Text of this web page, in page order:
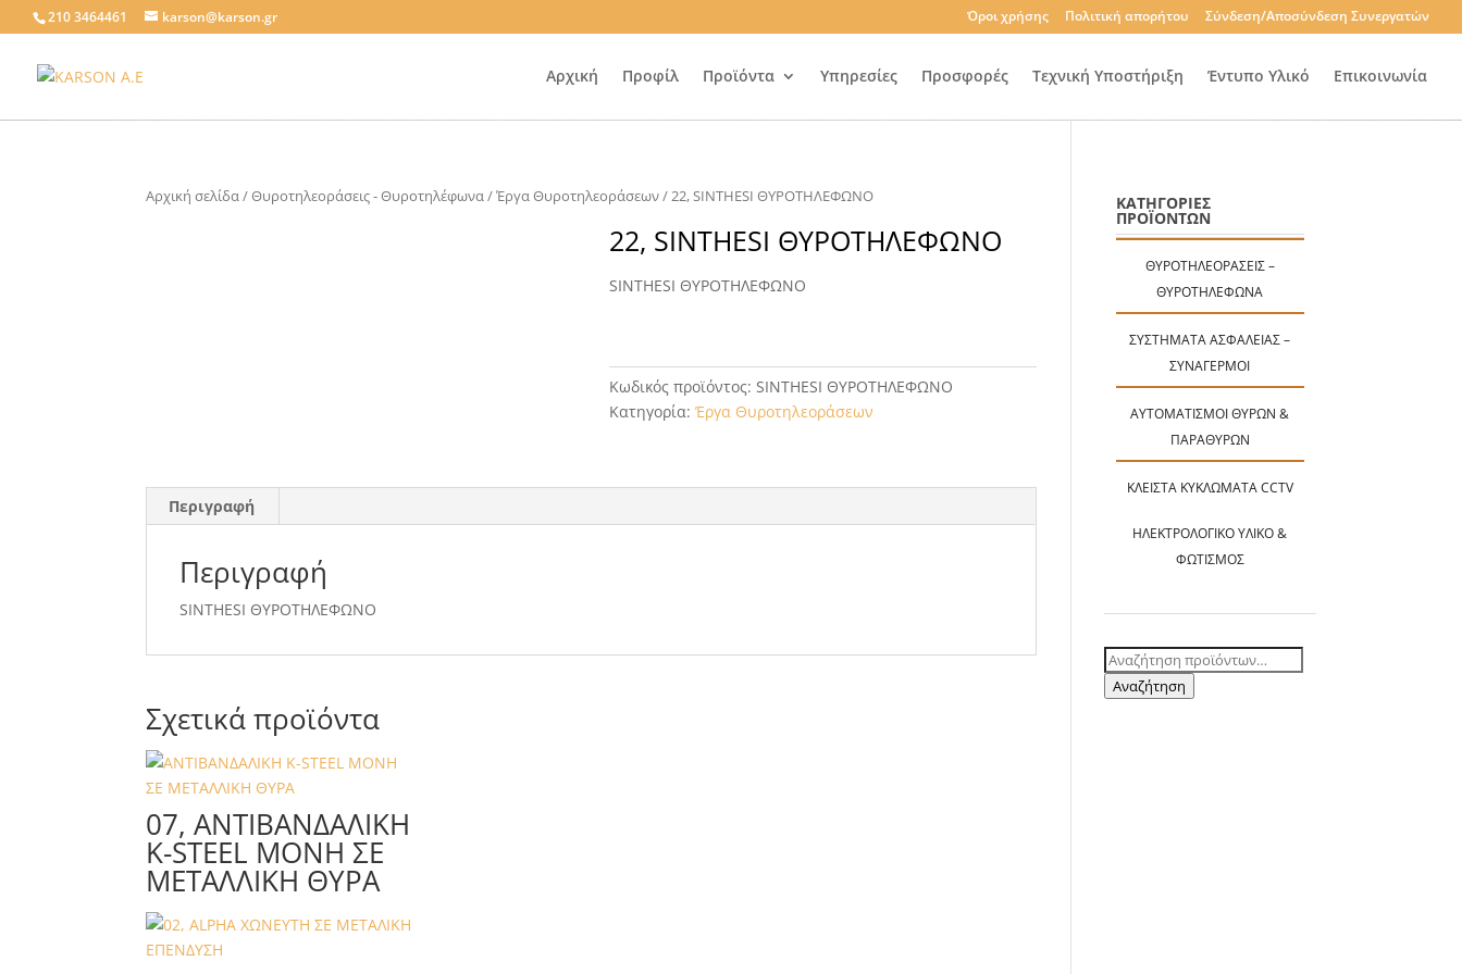
210 3464461 karson@karson.gr Όροι χρήσης Πολιτική απορήτου Σύνδεση/Αποσύνδεση Συνεργατών
Αρχική Προφίλ Προϊόντα Υπηρεσίες Προσφορές Τεχνική Υποστήριξη Έντυπο Υλικό Επικοινωνία
Αρχική σελίδα/Θυροτηλεοράσεις - Θυροτηλέφωνα/Έργα Θυροτηλεοράσεων/ 22, SINTHESI ΘΥΡΟΤΗΛΕΦΩΝΟ
22, SINTHESI ΘΥΡΟΤΗΛΕΦΩΝΟ
SINTHESI ΘΥΡΟΤΗΛΕΦΩΝΟ
Κωδικός προϊόντος:SINTHESI ΘΥΡΟΤΗΛΕΦΩΝΟ
Κατηγορία:Έργα Θυροτηλεοράσεων
Περιγραφή
Περιγραφή
SINTHESI ΘΥΡΟΤΗΛΕΦΩΝΟ
Σχετικά προϊόντα
07, ΑΝΤΙΒΑΝΔΑΛΙΚΗ
K-STEEL ΜΟΝΗ ΣΕ
ΜΕΤΑΛΛΙΚΗ ΘΥΡΑ
ΚΑΤΗΓΟΡΙΕΣ
ΠΡΟΪΟΝΤΩΝ
ΘΥΡΟΤΗΛΕΟΡΆΣΕΙΣ –
ΘΥΡΟΤΗΛΈΦΩΝΑ
ΣΥΣΤΉΜΑΤΑ ΑΣΦΑΛΕΊΑΣ –
ΣΥΝΑΓΕΡΜΟΊ
ΑΥΤΟΜΑΤΙΣΜΟΊ ΘΥΡΏΝ &
ΠΑΡΑΘΎΡΩΝ
ΚΛΕΙΣΤΆ ΚΥΚΛΏΜΑΤΑ CCTV
ΗΛΕΚΤΡΟΛΟΓΙΚΌ ΥΛΙΚΌ &
ΦΩΤΙΣΜΌΣ
Αναζήτηση
για:
Αναζήτηση